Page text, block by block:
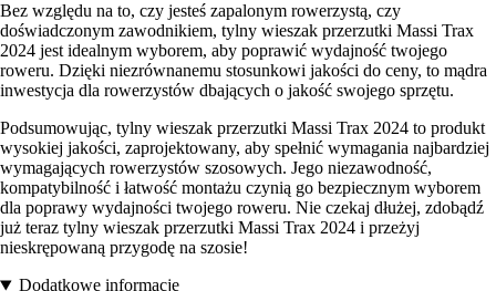
Bez względu na to, czy jesteś zapalonym rowerzystą, czy
doświadczonym zawodnikiem, tylny wieszak przerzutki Massi Trax
2024 jest idealnym wyborem, aby poprawić wydajność twojego
roweru. Dzięki niezrównanemu stosunkowi jakości do ceny, to mądra
inwestycja dla rowerzystów dbających o jakość swojego sprzętu.
Podsumowując, tylny wieszak przerzutki Massi Trax 2024 to produkt
wysokiej jakości, zaprojektowany, aby spełnić wymagania najbardziej
wymagających rowerzystów szosowych. Jego niezawodność,
kompatybilność i łatwość montażu czynią go bezpiecznym wyborem
dla poprawy wydajności twojego roweru. Nie czekaj dłużej, zdobądź
już teraz tylny wieszak przerzutki Massi Trax 2024 i przeżyj
nieskrępowaną przygodę na szosie!
Dodatkowe informacje